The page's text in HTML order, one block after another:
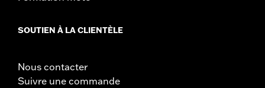
SOUTIEN À LA CLIENTÈLE
Nous contacter
Suivre une commande